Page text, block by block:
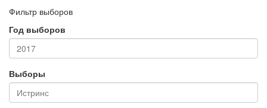
Фильтр выборов
Год выборов
Выборы